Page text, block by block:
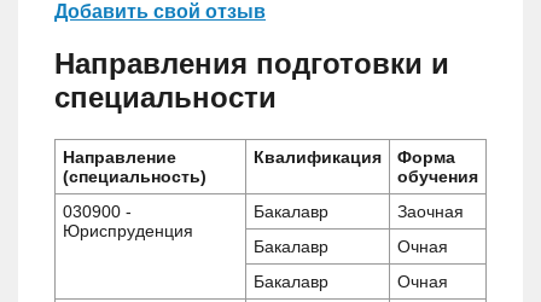
Добавить свой отзыв
Направления подготовки и
специальности
Направление
(специальность)
Квалификация
Форма
обучения
030900 -
Юриспруденция
Бакалавр
Заочная
Бакалавр
Очная
Бакалавр
Очная